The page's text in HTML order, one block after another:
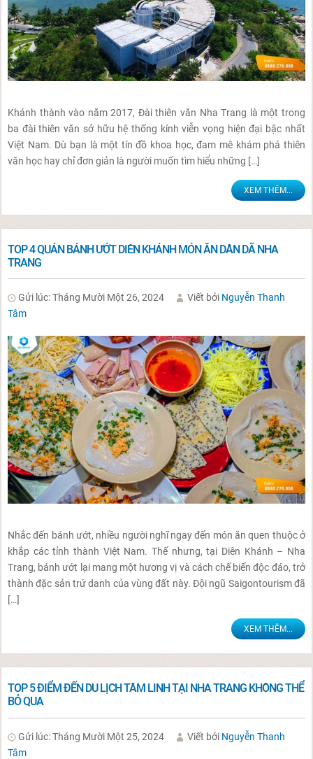
Khánh thành vào năm 2017, Đài thiên văn Nha Trang là một trong
ba đài thiên văn sở hữu hệ thống kính viễn vọng hiện đại bậc nhất
Việt Nam. Dù bạn là một tín đồ khoa học, đam mê khám phá thiên
văn học hay chỉ đơn giản là người muốn tìm hiểu những […]
XEM THÊM...
TOP 4 QUÁN BÁNH ƯỚT DIÊN KHÁNH MÓN ĂN DÂN DÃ NHA
TRANG
Gửi lúc: Tháng Mười Một 26, 2024 Viết bởi Nguyễn Thanh
Tâm
Nhắc đến bánh ướt, nhiều người nghĩ ngay đến món ăn quen thuộc ở
khắp các tỉnh thành Việt Nam. Thế nhưng, tại Diên Khánh – Nha
Trang, bánh ướt lại mang một hương vị và cách chế biến độc đáo, trở
thành đặc sản trứ danh của vùng đất này. Đội ngũ Saigontourism đã
[…]
XEM THÊM...
TOP 5 ĐIỂM ĐẾN DU LỊCH TÂM LINH TẠI NHA TRANG KHÔNG THỂ
BỎ QUA
Gửi lúc: Tháng Mười Một 25, 2024 Viết bởi Nguyễn Thanh
Tâm